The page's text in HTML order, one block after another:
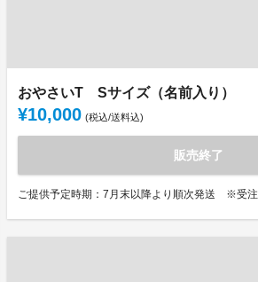
おやさいT Sサイズ（名前入り）
¥10,000 (税込/送料込)
販売終了
ご提供予定時期：7月末以降より順次発送 ※受